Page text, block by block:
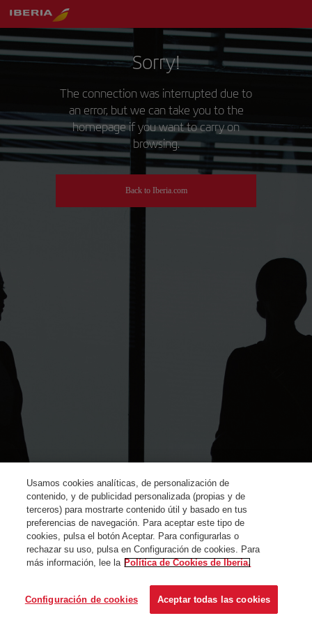
Sorry!
The connection was interrupted due to
an error, but we can take you to the
homepage if you want to carry on
browsing.
Back to Iberia.com
Usamos cookies analíticas, de personalización de
contenido, y de publicidad personalizada (propias y de
terceros) para mostrarte contenido útil y basado en tus
preferencias de navegación. Para aceptar este tipo de
cookies, pulsa el botón Aceptar. Para configurarlas o
rechazar su uso, pulsa en Configuración de cookies. Para
más información, lee la Política de Cookies de Iberia.
Configuración de cookies Aceptar todas las cookies